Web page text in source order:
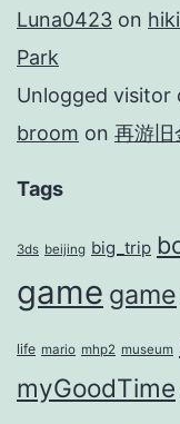
Luna0423 on
Park
Unlogged visitor
broom on 再游旧
Tags
3ds beijing big_trip
game game
life mario mhp2 museum
myGoodTime